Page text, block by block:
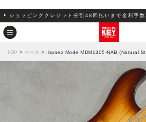
ショッピングクレジット分割48回払いまで金利手数
TOP > ベース > Ibanez Mode MDM1305-NAB (Natural